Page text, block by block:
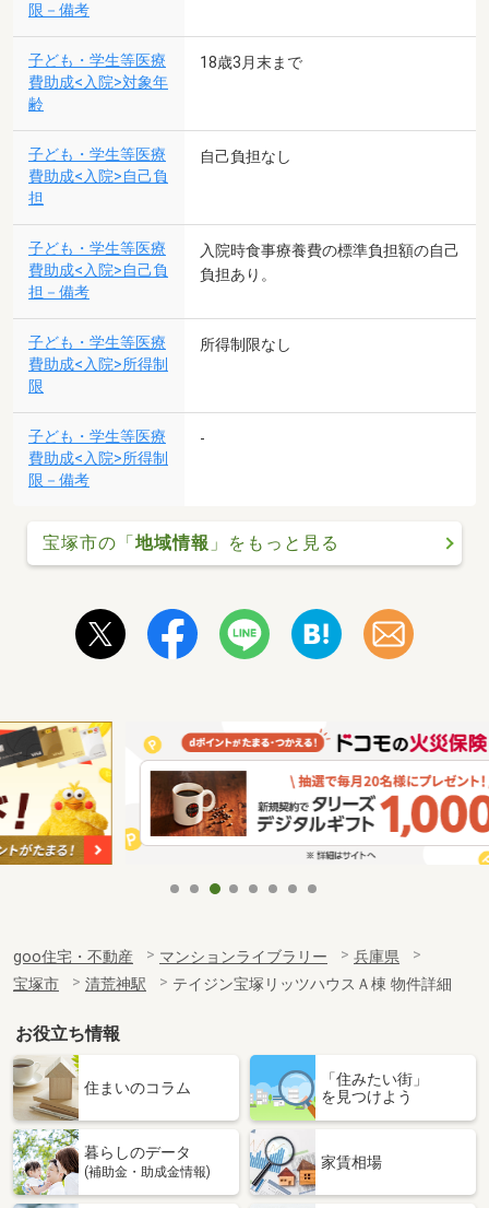
限－備考
子ども・学生等医療
費助成<入院>対象年
齢
18歳3月末まで
子ども・学生等医療
費助成<入院>自己負
担
自己負担なし
子ども・学生等医療
費助成<入院>自己負
担－備考
入院時食事療養費の標準負担額の自己
負担あり。
子ども・学生等医療
費助成<入院>所得制
限
所得制限なし
子ども・学生等医療
費助成<入院>所得制
限－備考
-
宝塚市の「地域情報 」をもっと見る
goo住宅・不動産 マンションライブラリー
兵庫県
宝塚市
清荒神駅 テイジン宝塚リッツハウスＡ棟 物件詳細
お役立ち情報
住まいのコラム
「住みたい街」
を見つけよう
暮らしのデータ
(補助金・助成金情報)
家賃相場